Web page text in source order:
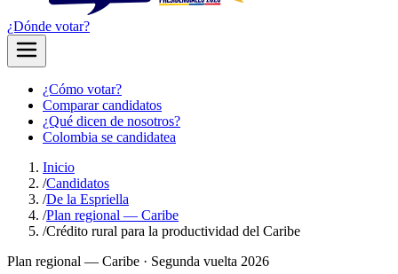
¿Dónde votar?
¿Cómo votar?
Comparar candidatos
¿Qué dicen de nosotros?
Colombia se candidatea
Inicio
/Candidatos
/De la Espriella
/Plan regional — Caribe
/Crédito rural para la productividad del Caribe
Plan regional — Caribe · Segunda vuelta 2026